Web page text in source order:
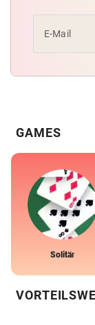
E-Mail
GAMES
Solitär